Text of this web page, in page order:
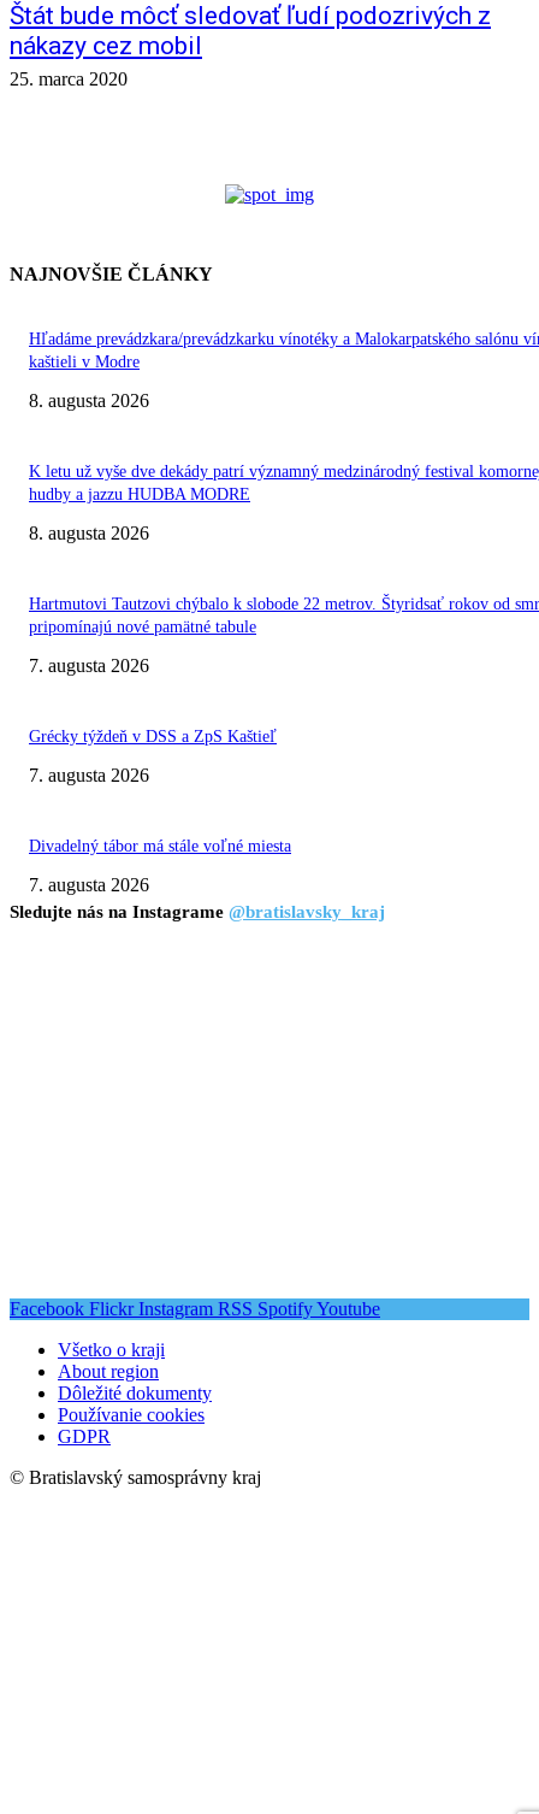
Štát bude môcť sledovať ľudí podozrivých z
nákazy cez mobil
25. marca 2020
NAJNOVŠIE ČLÁNKY
Hľadáme prevádzkara/prevádzkarku vínotéky a Malokarpatského salónu
kaštieli v Modre
8. augusta 2026
K letu už vyše dve dekády patrí významný medzinárodný festival
hudby a jazzu HUDBA MODRE
8. augusta 2026
Hartmutovi Tautzovi chýbalo k slobode 22 metrov. Štyridsať rokov od
pripomínajú nové pamätné tabule
7. augusta 2026
Grécky týždeň v DSS a ZpS Kaštieľ
7. augusta 2026
Divadelný tábor má stále voľné miesta
7. augusta 2026
Sledujte nás na Instagrame @bratislavsky_kraj
Facebook Flickr Instagram RSS SpotifyYoutube
Všetko o kraji
About region
Dôležité dokumenty
Používanie cookies
GDPR
© Bratislavský samosprávny kraj